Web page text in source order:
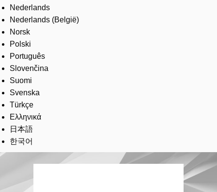
Nederlands
Nederlands (België)
Norsk
Polski
Português
Slovenčina
Suomi
Svenska
Türkçe
Ελληνικά
日本語
한국어